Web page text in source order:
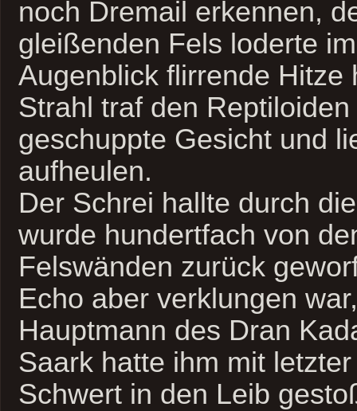
noch Dremail erkennen,
gleißenden Fels loderte
Augenblick flirrende Hitze
Strahl traf den
geschuppte Gesicht und
aufheulen.
Der Schrei hallte durch
wurde hundertfach von
Felswänden zurück
Echo aber verklungen
Hauptmann des Dran
Saark hatte ihm mit
Schwert in den Leib